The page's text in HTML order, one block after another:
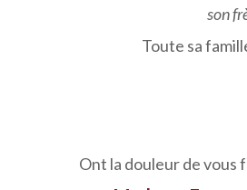
son
Toute sa
Ont la douleur de vous